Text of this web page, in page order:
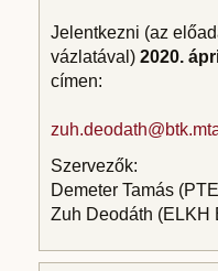
Jelentkezni (az
vázlatával) 2020.
címen:
Szervezők:
Demeter Tamás
Zuh Deodáth (ELKH